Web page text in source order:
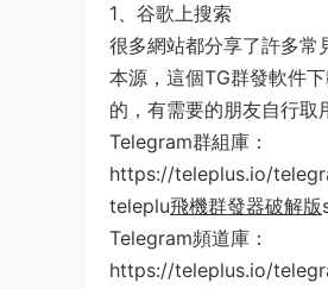
1、谷歌上搜索
很多網站都分享了許多常
本源，這個TG群發軟件
的，有需要的朋友自行取
Telegram群組庫：
https://teleplus.io/
​teleplu飛機群發器破解版
Telegram頻道庫：
https://teleplus.io/